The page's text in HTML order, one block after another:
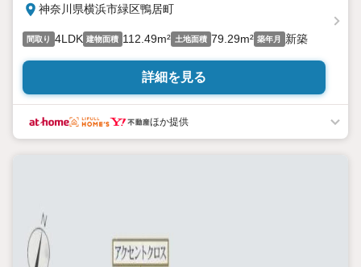
神奈川県横浜市緑区鴨居町
間取り 4LDK 建物面積 112.49m² 土地面積 79.29m² 築年月 新築
詳細を見る
ほか提供